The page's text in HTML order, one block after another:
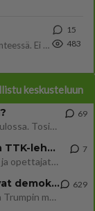
Oli tänään hyrskällä melekoosen tehokas 124 liikenteessä. Ei paljon vastamäki haitannu....
15
483
keskusteluun
Uusi draamasarja järkyttävästä tapauksesta on tulossa. Tositapahtumiin perustuva sarja ammentaa vuoden 1986 Mikkelin pan
69
Ernest Lawson täräytti erikoisen heiton TTK-lehdistötilaisuudessa: " Onko tässä tarkoituksena...?"
Ernest Lawson esitteli uudet TTK-tähtioppilaat ja opettajat torstaina 6.8. lehdistölle. Tulevalla kaudella on yksi hausk
7
Jos SDP ei voita reilusti, persut kumoavat demokratian Suomesta
Näin tekisi ainakin Rydman seuratessaan idolinsa Trumpin mallia https://www.is.fi/politiikka/art-2000012187244.html
629